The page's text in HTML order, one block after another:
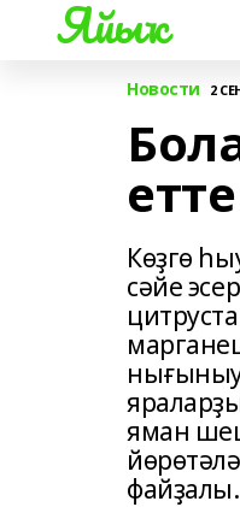
Яйыҡ
Новости 2
етте
Көҙгө
сәйе
яман
файҙалы.